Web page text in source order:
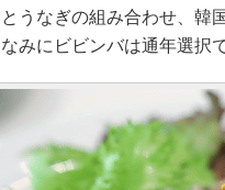
うなぎの組み合わせ、韓
みにビビンバは通年選択